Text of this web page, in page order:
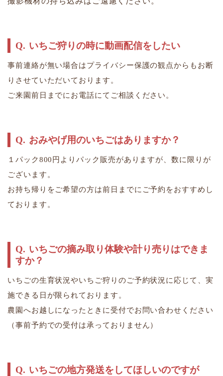
いちご狩りの時に動画配信をしたい
事前連絡が無い場合はプライバシー保護の観点からもお断
りさせていただいております。
​​​​​​​ご来園前日までにお電話にてご相談ください。
おみやげ用のいちごはありますか？
１パック800円よりパック販売がありますが、数に限りが
ございます。
​​​​​​​お持ち帰りをご希望の方は前日までにご予約をおすすめし
ております。
いちごの摘み取り体験や計り売りはできま
すか？
いちごの生育状況やいちご狩りのご予約状況に応じて、実
施できる日が限られております。
​​​​​​​農園へお越しになったときに受付でお問い合わせください
（事前予約での受付は承っておりません）
いちごの地方発送をしてほしいのですが